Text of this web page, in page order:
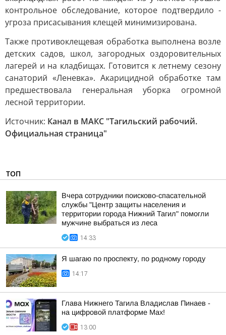
контрольное обследование, которое подтвердило -
угроза присасывания клещей минимизирована.
Также противоклещевая обработка выполнена возле
детских садов, школ, загородных оздоровительных
лагерей и на кладбищах. Готовится к летнему сезону
санаторий «Леневка». Акарицидной обработке там
предшествовала генеральная уборка огромной
лесной территории.
Источник: Канал в МАКС "Тагильский рабочий.
Официальная страница"
ТОП
Вчера сотрудники поисково-спасательной
службы "Центр защиты населения и
территории города Нижний Тагил" помогли
мужчине выбраться из леса
14:33
Я шагаю по проспекту, по родному городу
14:17
Глава Нижнего Тагила Владислав Пинаев -
на цифровой платформе Max!
13:00